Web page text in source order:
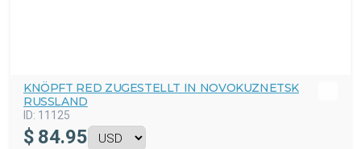
KNÖPFT RED ZUGESTELLT IN NOVOKUZNETSK
RUSSLAND
ID: 11125
$ 84.95